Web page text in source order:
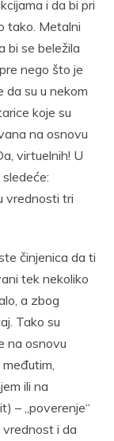
i da bi pri
tako. Metalni
bi se beležila
nego što je
su u nekom
koje su
na osnovu
virtuelnih! U
vrednosti tri
činjenica da ti
tek nekoliko
a zbog
Tako su
na osnovu
ili na
– „poverenje“
i da